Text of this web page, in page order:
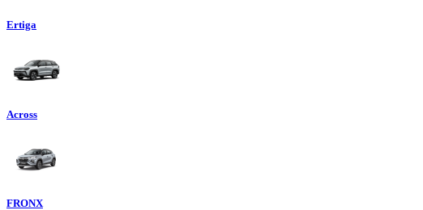
Ertiga
Across
FRONX